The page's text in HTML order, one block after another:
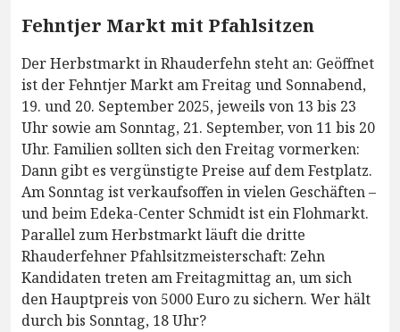
Fehntjer Markt mit Pfahlsitzen
Der Herbstmarkt in Rhauderfehn steht an: Geöffnet
ist der Fehntjer Markt am Freitag und Sonnabend,
19. und 20. September 2025, jeweils von 13 bis 23
Uhr sowie am Sonntag, 21. September, von 11 bis 20
Uhr. Familien sollten sich den Freitag vormerken:
Dann gibt es vergünstigte Preise auf dem Festplatz.
Am Sonntag ist verkaufsoffen in vielen Geschäften –
und beim Edeka-Center Schmidt ist ein Flohmarkt.
Parallel zum Herbstmarkt läuft die dritte
Rhauderfehner Pfahlsitzmeisterschaft: Zehn
Kandidaten treten am Freitagmittag an, um sich
den Hauptpreis von 5000 Euro zu sichern. Wer hält
durch bis Sonntag, 18 Uhr?